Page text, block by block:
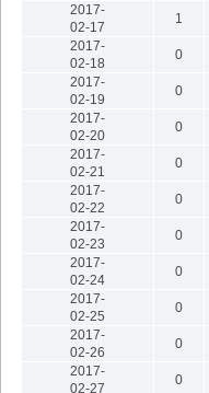
2017-
02-17
1
2017-
02-18
0
2017-
02-19
0
2017-
02-20
0
2017-
02-21
0
2017-
02-22
0
2017-
02-23
0
2017-
02-24
0
2017-
02-25
0
2017-
02-26
0
2017-
02-27
0